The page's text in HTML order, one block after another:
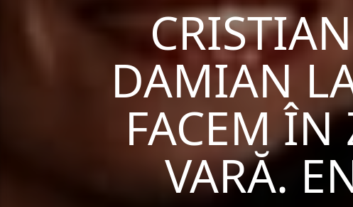
DAMIAN
FACEM
VARĂ.